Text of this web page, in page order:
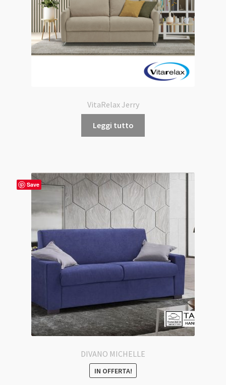
VitaRelax Jerry
Leggi tutto
Save
DIVANO MICHELLE
IN OFFERTA!